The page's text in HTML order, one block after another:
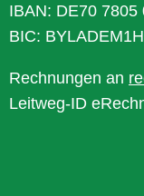
IBAN: DE70
BIC:
Rechnungen an
Leitweg-ID